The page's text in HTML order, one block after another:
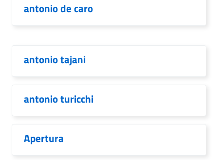
antonio de caro
antonio tajani
antonio turicchi
Apertura